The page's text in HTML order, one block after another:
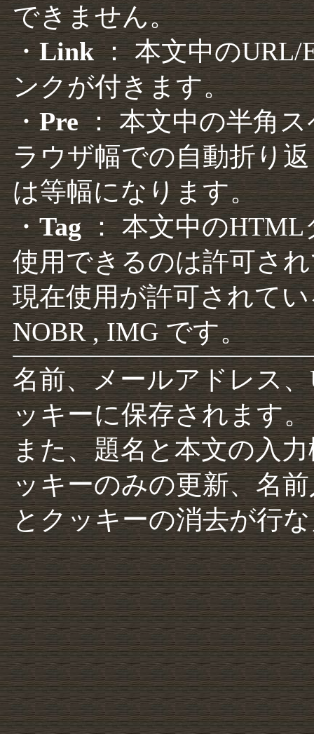
できません。
・Link： 本文中のURL/
ンクが付きます。
・Pre： 本文中の半角
ラウザ幅での自動折り
は等幅になります。
・Tag： 本文中のHTML
使用できるのは許可さ
現在使用が許可されて
NOBR , IMG です。
名前、メールアドレス
ッキーに保存されます。
また、題名と本文の入
ッキーのみの更新、名
とクッキーの消去が行